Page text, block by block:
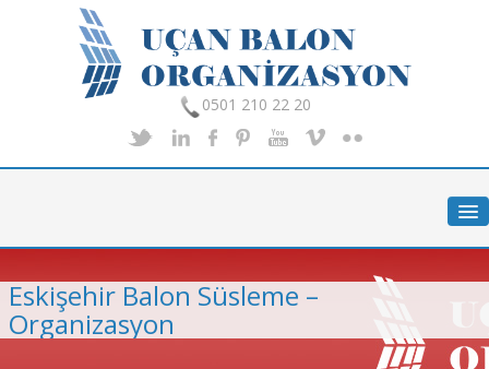
0501 210 22 20
Hakkımızda
Hizmetlerimiz
Organizasyon
Eskişehir Balon Süsleme –
Organizasyon